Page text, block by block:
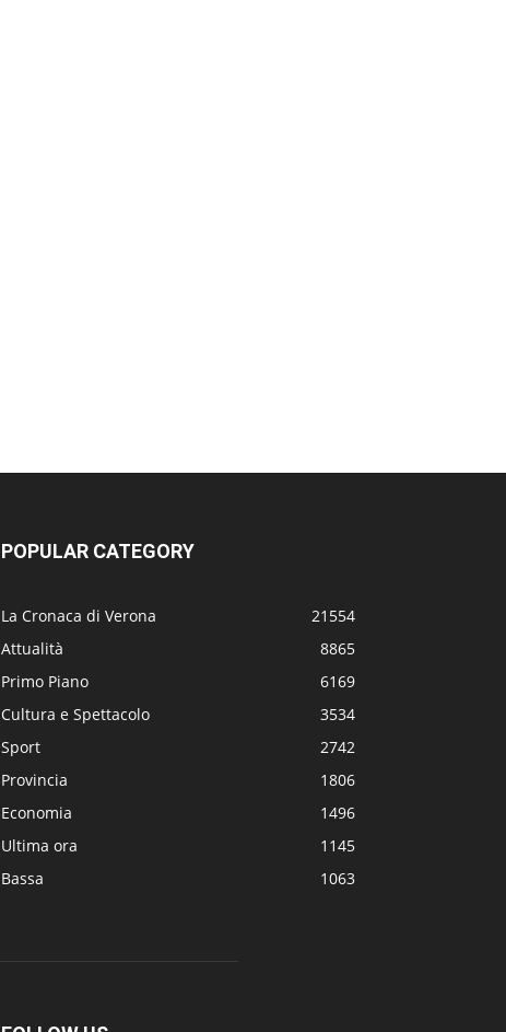
POPULAR CATEGORY
La Cronaca di Verona
21554
Attualità
8865
Primo Piano
6169
Cultura e Spettacolo
3534
Sport
2742
Provincia
1806
Economia
1496
Ultima ora
1145
Bassa
1063